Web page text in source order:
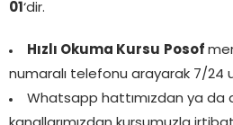
01 ‘dir.
Hızlı Okuma Kursu Posof
numaralı telefonu arayarak 7/24
Whatsapp hattımızdan ya da